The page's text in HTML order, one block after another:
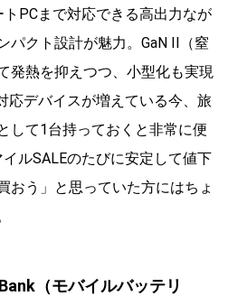
PCまで対応できる高出力なが
パクト設計が魅力。GaN II（窒
発熱を抑えつつ、小型化も実現
応デバイスが増えている今、旅
して1台持っておくと非常に便
ルSALEのたびに安定して値下
おう」と思っていた方にはちょ
（モバイルバッテリ